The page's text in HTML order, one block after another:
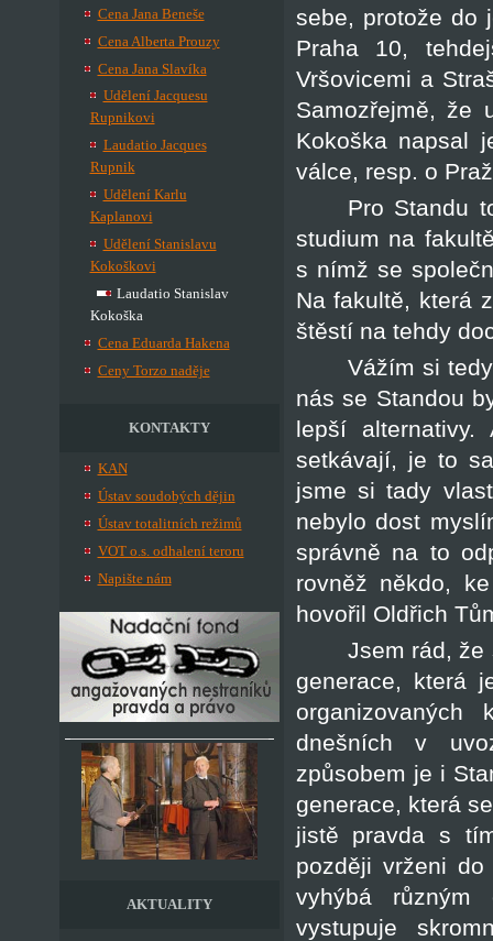
Cena Jana Beneše
Cena Alberta Prouzy
Cena Jana Slavíka
Udělení Jacquesu
Rupnikovi
Laudatio Jacques
Rupnik
Udělení Karlu
Kaplanovi
Udělení Stanislavu
Kokoškovi
Laudatio Stanislav
Kokoška
Cena Eduarda Hakena
Ceny Torzo naděje
KONTAKTY
KAN
Ústav soudobých dějin
Ústav totalitních režimů
VOT o.s. odhalení teroru
Napište nám
AKTUALITY
sebe, protože do
Praha 10,
Vršovicemi a
Samozřejmě, že
Kokoška napsal
válce, resp. o
Pro Standu
studium na
s nímž se
Na fakultě, která
štěstí na tehdy
Vážím si
nás se Standou
lepší
setkávají, je to
jsme si tady
nebylo dost
správně na to
rovněž někdo,
hovořil Oldřich
Jsem rád,
generace, která
dnešních v
způsobem je i
generace, která
jistě pravda s
později vrženi
vyhýbá různým
vystupuje